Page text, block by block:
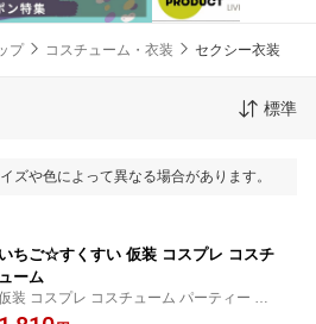
プ コスチューム・衣装 セクシー衣装
標準
ズや色によって異なる場合があります。
いちご☆すくすい 仮装 コスプレ コスチ
ューム
装 コスプレ コスチューム パーティー ハ
ロウィン パーティーグッズ 宴会 イベント